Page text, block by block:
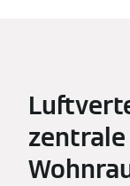
zentrale